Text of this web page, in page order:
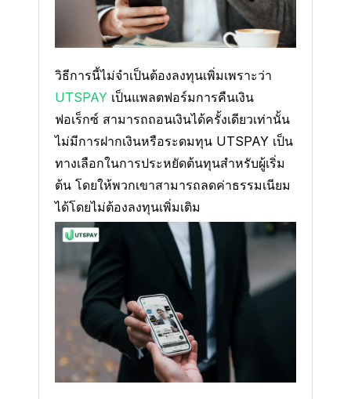
วิธีการนี้ไม่จำเป็นต้องลงทุนเพิ่มเพราะว่า
UTSPAY เป็นแพลตฟอร์มการคืนเงิน
ฟอเร็กซ์ สามารถถอนเงินได้ครั้งเดียวเท่านั้น
ไม่มีการฝากเงินหรือระดมทุน UTSPAY เป็น
ทางเลือกในการประหยัดต้นทุนสำหรับผู้เริ่ม
ต้น โดยให้พวกเขาสามารถลดค่าธรรมเนียม
ได้โดยไม่ต้องลงทุนเพิ่มเติม